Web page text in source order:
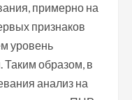
примерно на
признаков
уровень
Таким образом, в
анализ на